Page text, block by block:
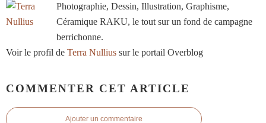
Photographie, Dessin, Illustration, Graphisme,
Céramique RAKU, le tout sur un fond de campagne
berrichonne.
Voir le profil de Terra Nullius sur le portail Overblog
COMMENTER CET ARTICLE
Ajouter un commentaire